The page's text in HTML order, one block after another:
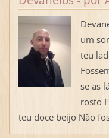
um
teu
se as
rosto
teu doce beijo Não